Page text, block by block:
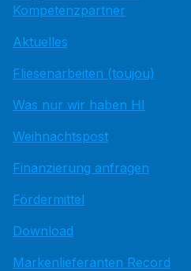
Kompetenzpartner
Aktuelles
Fliesenarbeiten (toujou)
Was nur wir haben HI
Weihnachtspost
Finanzierung anfragen
Fördermittel
Download
Markenlieferanten Record